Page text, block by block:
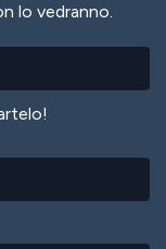
lo vedranno.